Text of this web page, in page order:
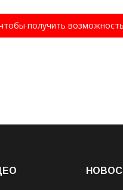
получить